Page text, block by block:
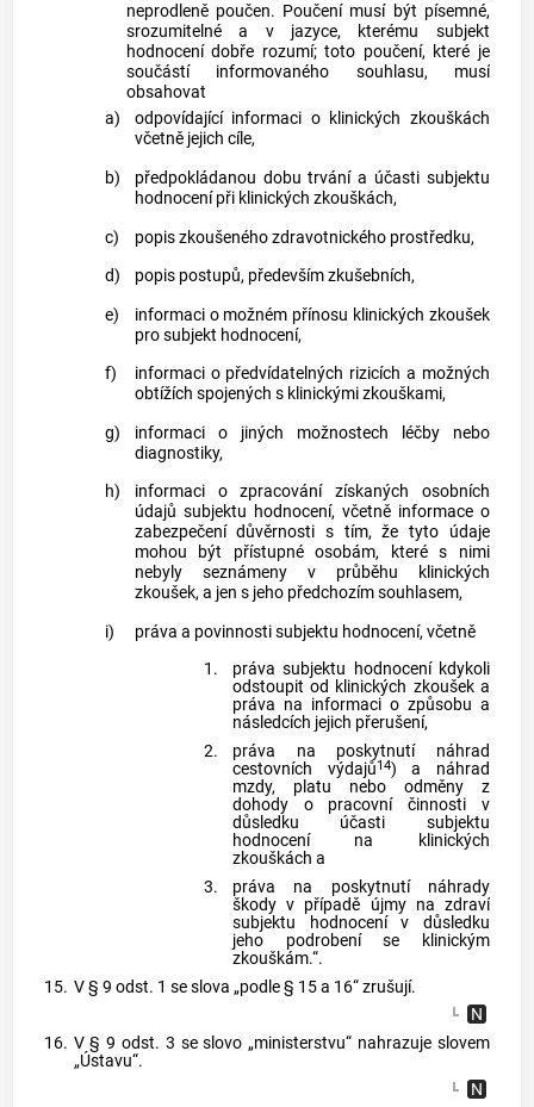
neprodleně poučen. Poučení musí být písemné,
srozumitelné a v jazyce, kterému subjekt
hodnocení dobře rozumí; toto poučení, které je
součástí informovaného souhlasu, musí
obsahovat
a)
odpovídající informaci o klinických zkouškách
včetně jejich cíle,
b)
předpokládanou dobu trvání a účasti subjektu
hodnocení při klinických zkouškách,
c)
popis zkoušeného zdravotnického prostředku,
d)
popis postupů, především zkušebních,
e)
informaci o možném přínosu klinických zkoušek
pro subjekt hodnocení,
f)
informaci o předvídatelných rizicích a možných
obtížích spojených s klinickými zkouškami,
g)
informaci o jiných možnostech léčby nebo
diagnostiky,
h)
informaci o zpracování získaných osobních
údajů subjektu hodnocení, včetně informace o
zabezpečení důvěrnosti s tím, že tyto údaje
mohou být přístupné osobám, které s nimi
nebyly seznámeny v průběhu klinických
zkoušek, a jen s jeho předchozím souhlasem,
i)
práva a povinnosti subjektu hodnocení, včetně
1.
práva subjektu hodnocení kdykoli
odstoupit od klinických zkoušek a
práva na informaci o způsobu a
následcích jejich přerušení,
2.
práva na poskytnutí náhrad
cestovních výdajů14) a náhrad
mzdy, platu nebo odměny z
dohody o pracovní činnosti v
důsledku účasti subjektu
hodnocení na klinických
zkouškách a
3.
práva na poskytnutí náhrady
škody v případě újmy na zdraví
subjektu hodnocení v důsledku
jeho podrobení se klinickým
zkouškám.“.
15. V § 9 odst. 1 se slova „podle § 15 a 16“ zrušují.
16. V § 9 odst. 3 se slovo „ministerstvu“ nahrazuje slovem
„Ústavu“.